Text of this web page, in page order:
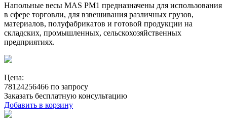
Напольные весы MAS PM1 предназначены для использования
в сфере торговли, для взвешивания различных грузов,
материалов, полуфабрикатов и готовой продукции на
складских, промышленных, сельскохозяйственных
предприятиях.
Цена:
78124256466 по запросу
Заказать бесплатную консультацию
Добавить в корзину